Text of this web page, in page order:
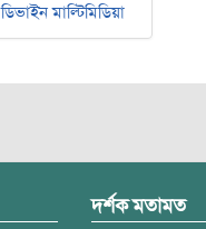
ডিভাইন মাল্টিমিডিয়া
দর্শক মতামত